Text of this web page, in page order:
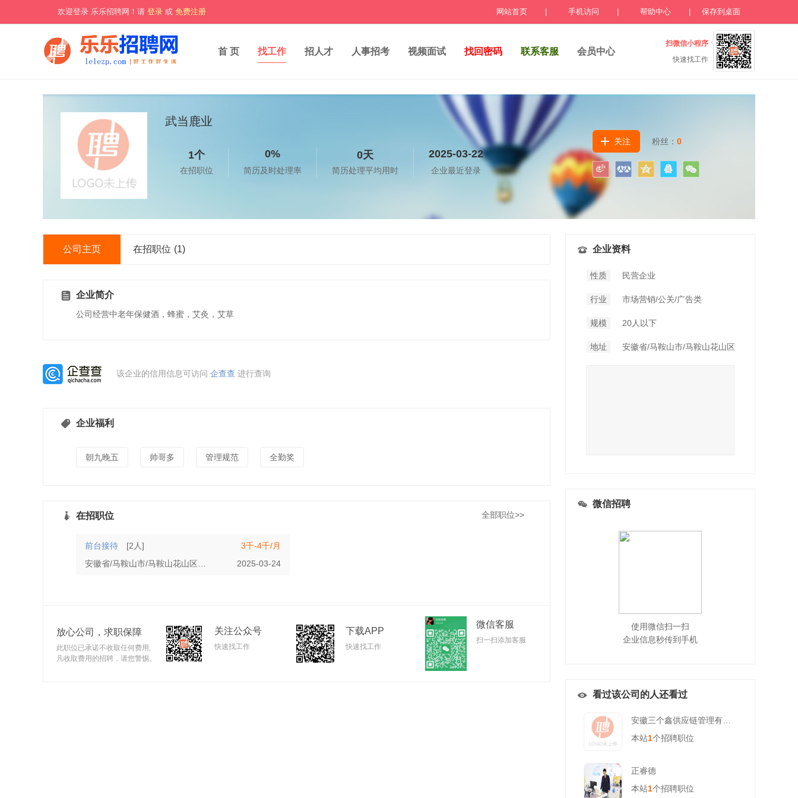
欢迎登录 乐乐招聘网！请 登录 或 免费注册 网站首页 手机访问 帮助中心 保存到桌面
首 页 找工作 招人才 人事招考 视频面试 找回密码 联系客服 会员中心
扫微信小程序
快速找工作
武当鹿业
1个
在招职位
0%
简历及时处理率
0天
简历处理平均用时
2025-03-22
企业最近登录
关注 粉丝： 0
公司主页 在招职位 (1)
企业简介
公司经营中老年保健酒，蜂蜜，艾灸，艾草
该企业的信用信息可访问 企查查 进行查询
企业福利
朝九晚五 帅哥多 管理规范 全勤奖
在招职位 全部职位>>
前台接待 [2人]
3千-4千/月
经验不限 学历不限
2025-03-24
放心公司，求职保障
此职位已承诺不收取任何费用,
凡收取费用的招聘，请您警惕。
关注公众号
快速找工作
下载APP
快速找工作
微信客服
扫一扫添加客服
企业资料
性质 民营企业
行业 市场营销/公关/广告类
规模 20人以下
地址 安徽省/马鞍山市/马鞍山花山区
微信招聘
使用微信扫一扫
企业信息秒传到手机
看过该公司的人还看过
本站1个招聘职位
正睿德
本站1个招聘职位